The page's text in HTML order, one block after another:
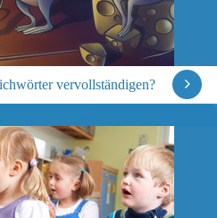
vervollständigen?